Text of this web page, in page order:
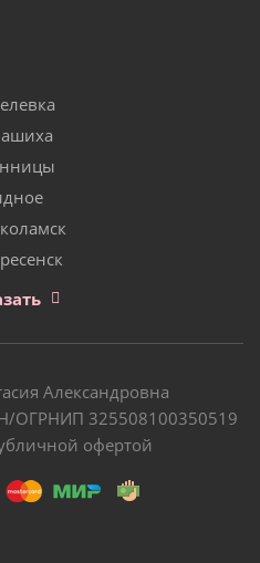
Александровна
ОГРНИП 325508100350519
офертой